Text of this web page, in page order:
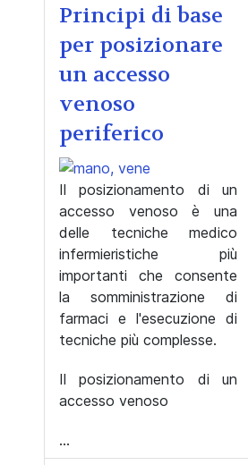
Principi di base
per posizionare
un accesso
venoso
periferico
Il posizionamento di un
accesso venoso è una
delle tecniche medico
infermieristiche più
importanti che consente
la somministrazione di
farmaci e l'esecuzione di
tecniche più complesse.
Il posizionamento di un
accesso venoso
...